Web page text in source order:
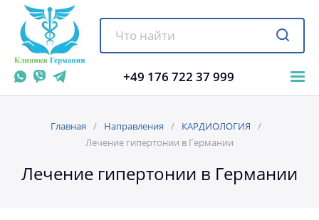
+49 176 722 37 999
Главная Направления
КАРДИОЛОГИЯ
Лечение гипертонии в Германии
Лечение гипертонии в Германии